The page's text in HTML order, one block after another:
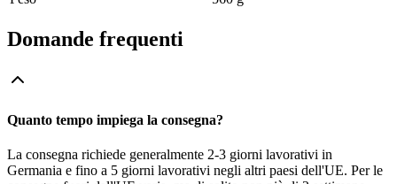
Domande frequenti
Quanto tempo impiega la consegna?
La consegna richiede generalmente 2-3 giorni lavorativi in
Germania e fino a 5 giorni lavorativi negli altri paesi dell'UE. Per le